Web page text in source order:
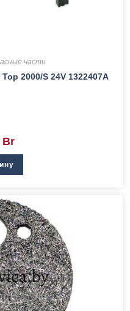
части
2000/S 24V 1322407A
Br